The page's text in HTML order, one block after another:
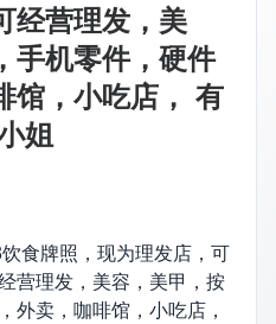
经营理发，美
手机零件，硬件
馆，小吃店， 有
姐
食牌照，现为理发店，可
营理发，美容，美甲，按
外卖，咖啡馆，小吃店，